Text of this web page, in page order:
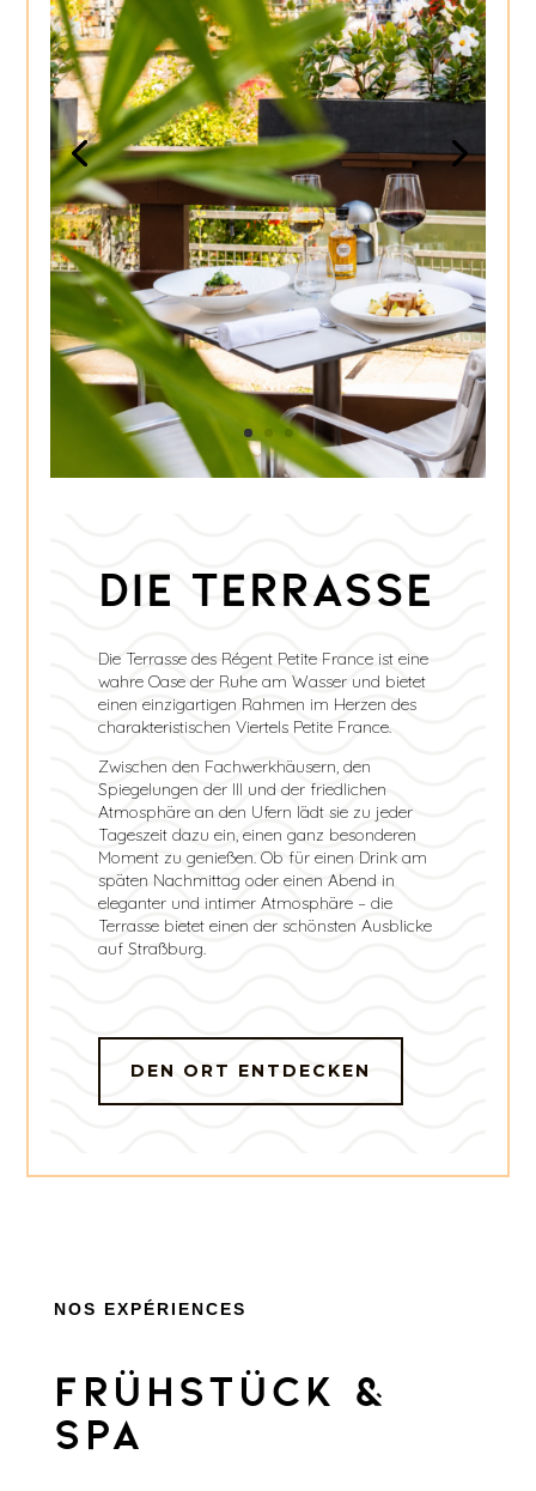
Die Terrasse
Die Terrasse des Régent Petite France ist eine
wahre Oase der Ruhe am Wasser und bietet
einen einzigartigen Rahmen im Herzen des
charakteristischen Viertels Petite France.
Zwischen den Fachwerkhäusern, den
Spiegelungen der Ill und der friedlichen
Atmosphäre an den Ufern lädt sie zu jeder
Tageszeit dazu ein, einen ganz besonderen
Moment zu genießen. Ob für einen Drink am
späten Nachmittag oder einen Abend in
eleganter und intimer Atmosphäre – die
Terrasse bietet einen der schönsten Ausblicke
auf Straßburg.
DEN ORT ENTDECKEN
NOS EXPÉRIENCES
Frühstück &
Spa